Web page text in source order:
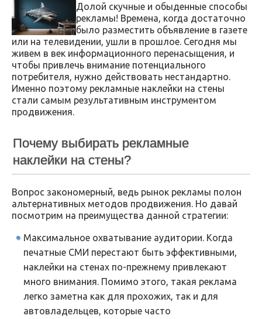
Долой скучные и обыденные способы
рекламы! Времена, когда достаточно
было разместить объявление в газете
или на телевидении, ушли в прошлое. Сегодня мы
живем в век информационного перенасыщения, и
чтобы привлечь внимание потенциального
потребителя, нужно действовать нестандартно.
Именно поэтому рекламные наклейки на стены
стали самым результативным инструментом
продвижения.
Почему выбирать рекламные
наклейки на стены?
Вопрос закономерный, ведь рынок рекламы полон
альтернативных методов продвижения. Но давай
посмотрим на преимущества данной стратегии:
Максимальное охватывание аудитории. Когда
печатные СМИ перестают быть эффективными,
наклейки на стенах по-прежнему привлекают
много внимания. Помимо этого, такая реклама
легко заметна как для прохожих, так и для
автовладельцев, которые часто